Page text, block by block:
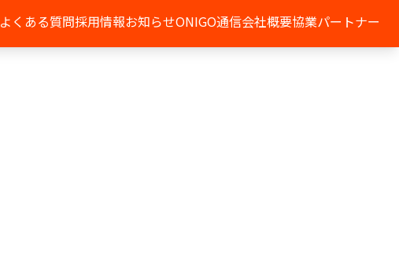
よくある質問採用情報お知らせONIGO通信会社概要協業パートナー